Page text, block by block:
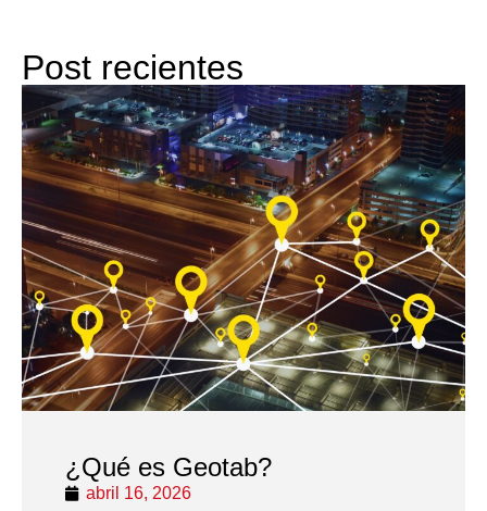
Post recientes
¿Qué es Geotab?
abril 16, 2026